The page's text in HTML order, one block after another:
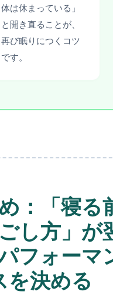
体は休まっている」
と開き直ることが、
再び眠りにつくコツ
です。
：「寝る
し方」が
フォーマ
を決める